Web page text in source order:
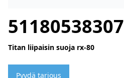
51180538307
Titan liipaisin suoja rx-80
Pyydä tarjous